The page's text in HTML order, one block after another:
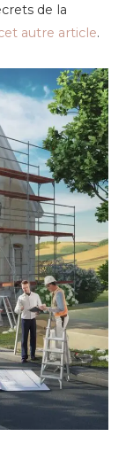
de la
autre article.